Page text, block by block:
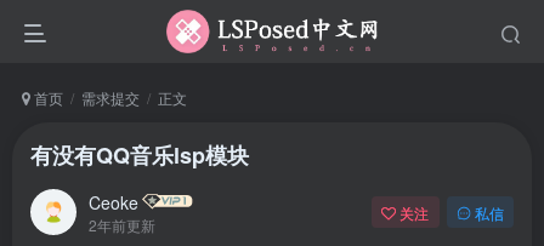
首页 需求提交 正文
有没有QQ音乐lsp模块
Ceoke
2年前更新
关注 私信